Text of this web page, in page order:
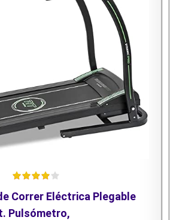
Correr Eléctrica Plegable
Pulsómetro,